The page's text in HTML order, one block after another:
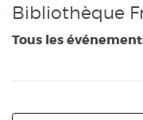
Bibliothèque
Tous les